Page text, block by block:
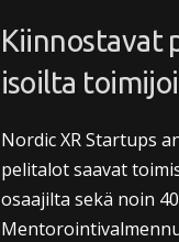
Kiinnostavat
isoilta
Nordic XR Startups
pelitalot saavat
osaajilta sekä noin